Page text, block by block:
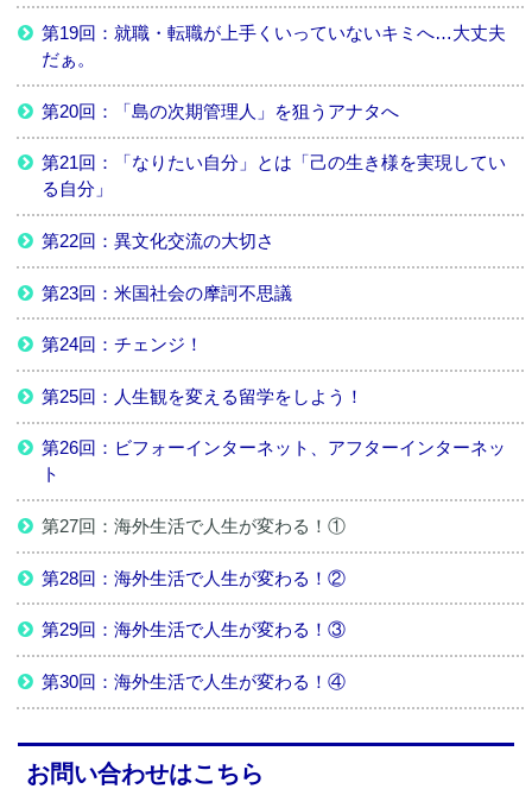
第19回：就職・転職が上手くいっていないキミへ…大丈夫
だぁ。
第20回：「島の次期管理人」を狙うアナタへ
第21回：「なりたい自分」とは「己の生き様を実現してい
る自分」
第22回：異文化交流の大切さ
第23回：米国社会の摩訶不思議
第24回：チェンジ！
第25回：人生観を変える留学をしよう！
第26回：ビフォーインターネット、アフターインターネッ
ト
第27回：海外生活で人生が変わる！①
第28回：海外生活で人生が変わる！②
第29回：海外生活で人生が変わる！③
第30回：海外生活で人生が変わる！④
お問い合わせはこちら